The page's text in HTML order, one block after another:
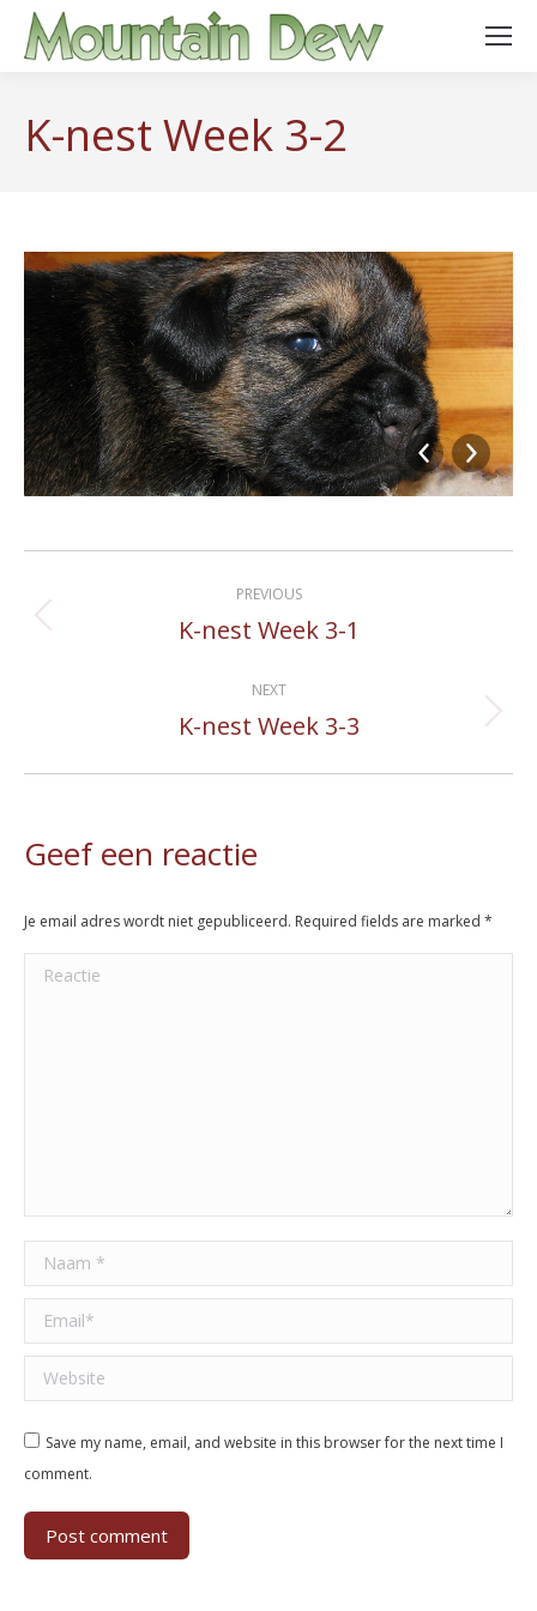
K-nest Week 3-2
navigation
PREVIOUS
Previous
K-nest Week 3-1
NEXT
Next
K-nest Week 3-3
Geef een reactie
Je email adres wordt niet gepubliceerd. Required fields are marked *
Reactie
Naam *
Email *
Website
Save my name, email, and website in this browser for the next time I
comment.
Post comment